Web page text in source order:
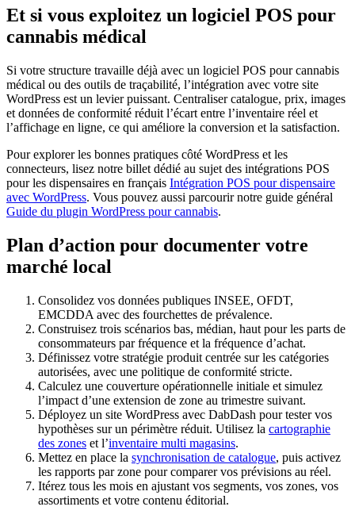
Et si vous exploitez un logiciel POS pour
cannabis médical
Si votre structure travaille déjà avec un logiciel POS pour cannabis
médical ou des outils de traçabilité, l’intégration avec votre site
WordPress est un levier puissant. Centraliser catalogue, prix, images
et données de conformité réduit l’écart entre l’inventaire réel et
l’affichage en ligne, ce qui améliore la conversion et la satisfaction.
Pour explorer les bonnes pratiques côté WordPress et les
connecteurs, lisez notre billet dédié au sujet des intégrations POS
pour les dispensaires en français Intégration POS pour dispensaire
avec WordPress. Vous pouvez aussi parcourir notre guide général
Guide du plugin WordPress pour cannabis.
Plan d’action pour documenter votre
marché local
Consolidez vos données publiques INSEE, OFDT,
EMCDDA avec des fourchettes de prévalence.
Construisez trois scénarios bas, médian, haut pour les parts de
consommateurs par fréquence et la fréquence d’achat.
Définissez votre stratégie produit centrée sur les catégories
autorisées, avec une politique de conformité stricte.
Calculez une couverture opérationnelle initiale et simulez
l’impact d’une extension de zone au trimestre suivant.
Déployez un site WordPress avec DabDash pour tester vos
hypothèses sur un périmètre réduit. Utilisez la cartographie
des zones et l’inventaire multi magasins.
Mettez en place la synchronisation de catalogue, puis activez
les rapports par zone pour comparer vos prévisions au réel.
Itérez tous les mois en ajustant vos segments, vos zones, vos
assortiments et votre contenu éditorial.